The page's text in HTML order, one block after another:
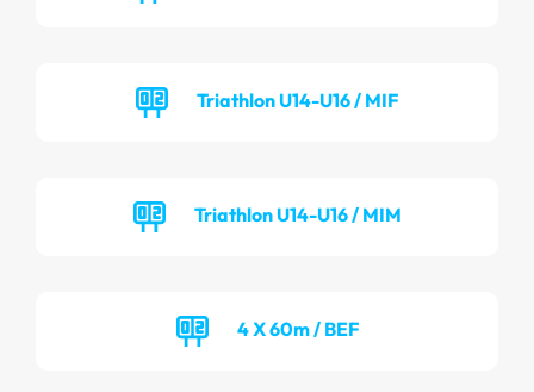
Triathlon U14-U16 / MIF
Triathlon U14-U16 / MIM
4 X 60m / BEF